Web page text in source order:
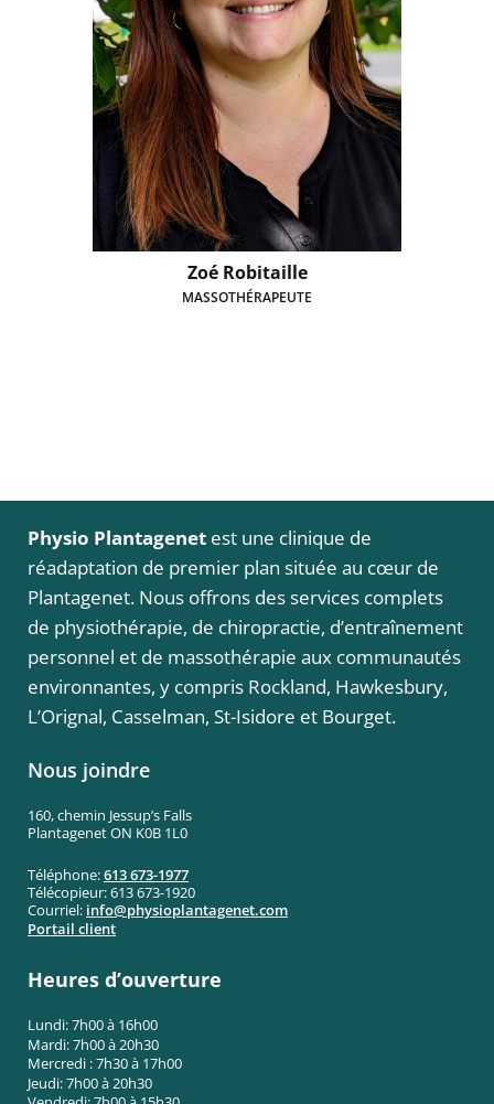
Zoé Robitaille
MASSOTHÉRAPEUTE
Physio Plantagenet est une clinique de
réadaptation de premier plan située au cœur de
Plantagenet. Nous offrons des services complets
de physiothérapie, de chiropractie, d’entraînement
personnel et de massothérapie aux communautés
environnantes, y compris Rockland, Hawkesbury,
L’Orignal, Casselman, St-Isidore et Bourget.
Nous joindre
160, chemin Jessup’s Falls
Plantagenet ON K0B 1L0
Téléphone:613 673-1977
Télécopieur: 613 673-1920
Courriel: info@physioplantagenet.com
Portail client
Heures d’ouverture
Lundi: 7h00 à 16h00
Mardi: 7h00 à 20h30
Mercredi : 7h30 à 17h00
Jeudi: 7h00 à 20h30